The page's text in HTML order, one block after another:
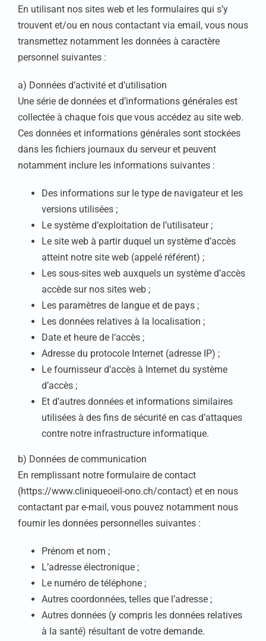
En utilisant nos sites web et les formulaires qui s’y
trouvent et/ou en nous contactant via email, vous nous
transmettez notamment les données à caractère
personnel suivantes :
a) Données d’activité et d’utilisation
Une série de données et d’informations générales est
collectée à chaque fois que vous accédez au site web.
Ces données et informations générales sont stockées
dans les fichiers journaux du serveur et peuvent
notamment inclure les informations suivantes :
Des informations sur le type de navigateur et les
versions utilisées ;
Le système d’exploitation de l’utilisateur ;
Le site web à partir duquel un système d’accès
atteint notre site web (appelé référent) ;
Les sous-sites web auxquels un système d’accès
accède sur nos sites web ;
Les paramètres de langue et de pays ;
Les données relatives à la localisation ;
Date et heure de l’accès ;
Adresse du protocole Internet (adresse IP) ;
Le fournisseur d’accès à Internet du système
d’accès ;
Et d’autres données et informations similaires
utilisées à des fins de sécurité en cas d’attaques
contre notre infrastructure informatique.
b) Données de communication
En remplissant notre formulaire de contact
(https://www.cliniqueoeil-ono.ch/contact) et en nous
contactant par e-mail, vous pouvez notamment nous
fournir les données personnelles suivantes :
Prénom et nom ;
L’adresse électronique ;
Le numéro de téléphone ;
Autres coordonnées, telles que l’adresse ;
Autres données (y compris les données relatives
à la santé) résultant de votre demande.